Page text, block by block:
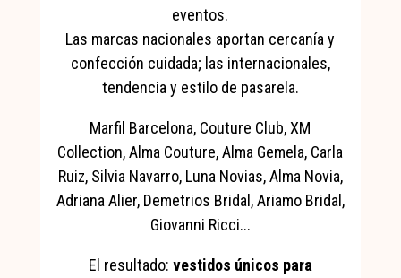
eventos.
Las marcas nacionales aportan cercanía y
confección cuidada; las internacionales,
tendencia y estilo de pasarela.
Marfil Barcelona, Couture Club, XM
Collection, Alma Couture, Alma Gemela, Carla
Ruiz, Silvia Navarro, Luna Novias, Alma Novia,
Adriana Alier, Demetrios Bridal, Ariamo Bridal,
Giovanni Ricci...
El resultado: vestidos únicos para